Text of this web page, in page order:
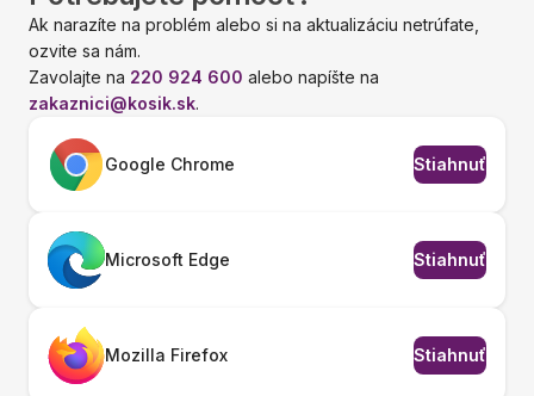
Ak narazíte na problém alebo si na aktualizáciu netrúfate,
ozvite sa nám.
Zavolajte na 220 924 600 alebo napíšte na
zakaznici@kosik.sk.
Google Chrome Stiahnuť
Microsoft Edge Stiahnuť
Mozilla Firefox Stiahnuť